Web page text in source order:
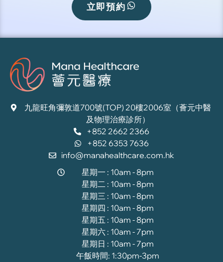
立即預約
九龍旺角彌敦道700號(TOP) 20樓2006室（薈元中醫
及物理治療診所）
+852 2662 2366
+852 6353 7636
info@manahealthcare.com.hk
星期一 : 10am - 8pm
星期二 : 10am - 8pm
星期三 : 10am - 8pm
星期四 : 10am - 8pm
星期五 : 10am - 8pm
星期六 : 10am - 7pm
星期日 : 10am - 7pm
午飯時間: 1:30pm-3pm